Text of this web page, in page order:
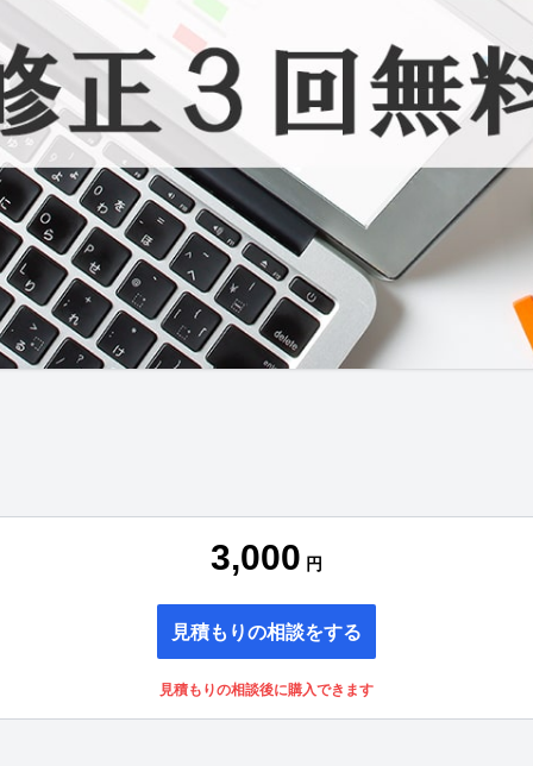
3,000 円
見積もりの相談をする
見積もりの相談後に購入できます